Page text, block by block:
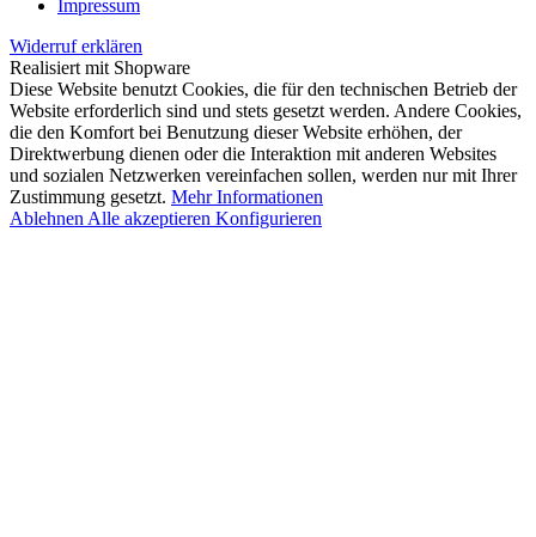
Impressum
Widerruf erklären
Realisiert mit Shopware
Diese Website benutzt Cookies, die für den technischen Betrieb der
Website erforderlich sind und stets gesetzt werden. Andere Cookies,
die den Komfort bei Benutzung dieser Website erhöhen, der
Direktwerbung dienen oder die Interaktion mit anderen Websites
und sozialen Netzwerken vereinfachen sollen, werden nur mit Ihrer
Zustimmung gesetzt. Mehr Informationen
Ablehnen Alle akzeptieren Konfigurieren